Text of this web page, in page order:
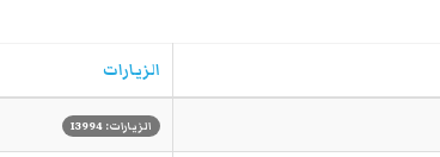
الزيارات
الزيارات: 13994